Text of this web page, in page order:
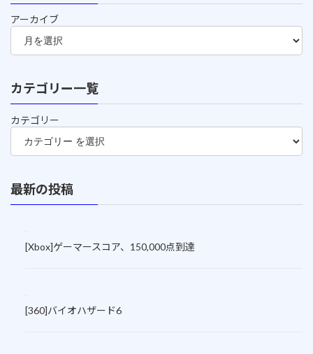
アーカイブ
カテゴリー一覧
カテゴリー
最新の投稿
[Xbox]ゲーマースコア、150,000点到達
[360]バイオハザード6